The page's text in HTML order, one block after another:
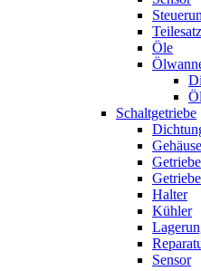
Öle
Schaltgetriebe
Getriebe
Halter
Kühler
Sensor